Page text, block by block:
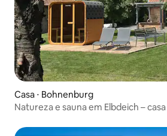
Casa ⋅ Bohnenburg
Natureza e sauna em Elbdeich –